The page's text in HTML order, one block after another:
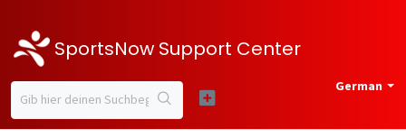
SportsNow Support Center
German